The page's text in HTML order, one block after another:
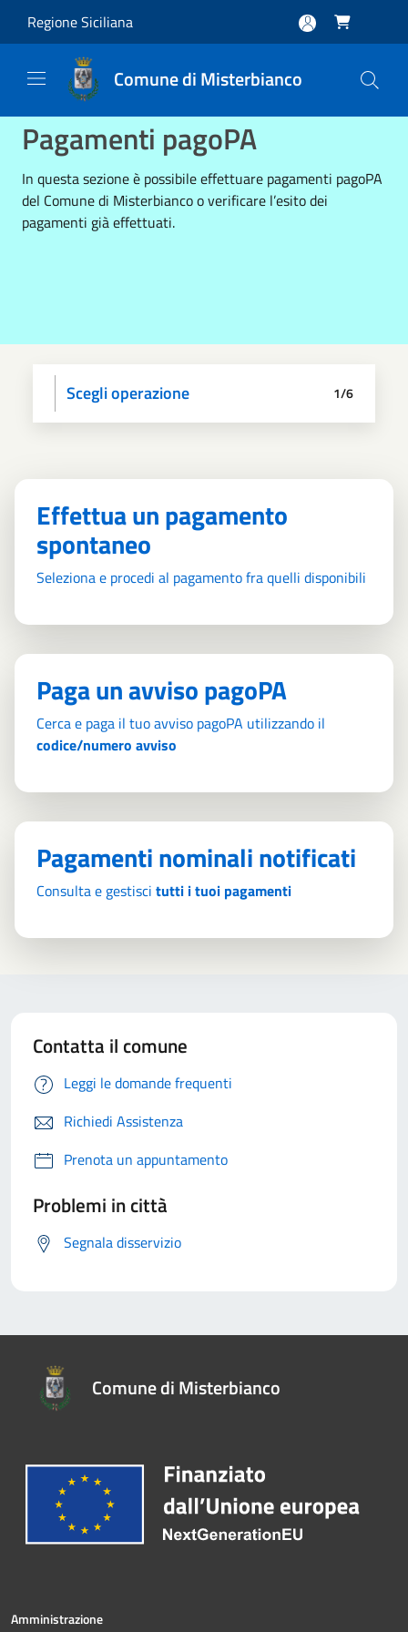
Regione Siciliana 
Comune di Misterbianco
Pagamenti pagoPA
In questa sezione è possibile effettuare pagamenti pagoPA
del Comune di Misterbianco o verificare l’esito dei
pagamenti già effettuati.
Scegli operazione
Informativa privacy
Scegli il pagamento
Dati anagrafici
Paga
Riepilogo 1/6
Effettua un pagamento
spontaneo
Seleziona e procedi al pagamento fra quelli disponibili
Paga un avviso pagoPA
Cerca e paga il tuo avviso pagoPA utilizzando il
codice/numero avviso
Pagamenti nominali notificati
Consulta e gestisci tutti i tuoi pagamenti
Contatta il comune
Leggi le domande frequenti
Richiedi Assistenza
Prenota un appuntamento
Problemi in città
Segnala disservizio
Comune di Misterbianco
Amministrazione